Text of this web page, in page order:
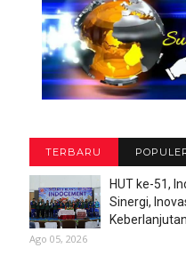
TERBARU
HUT ke-51,
Sinergi,
Keberlanjutan
Ago 05, 2026